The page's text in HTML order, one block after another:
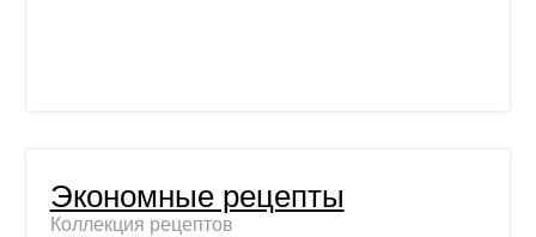
Экономные рецепты
Коллекция рецептов